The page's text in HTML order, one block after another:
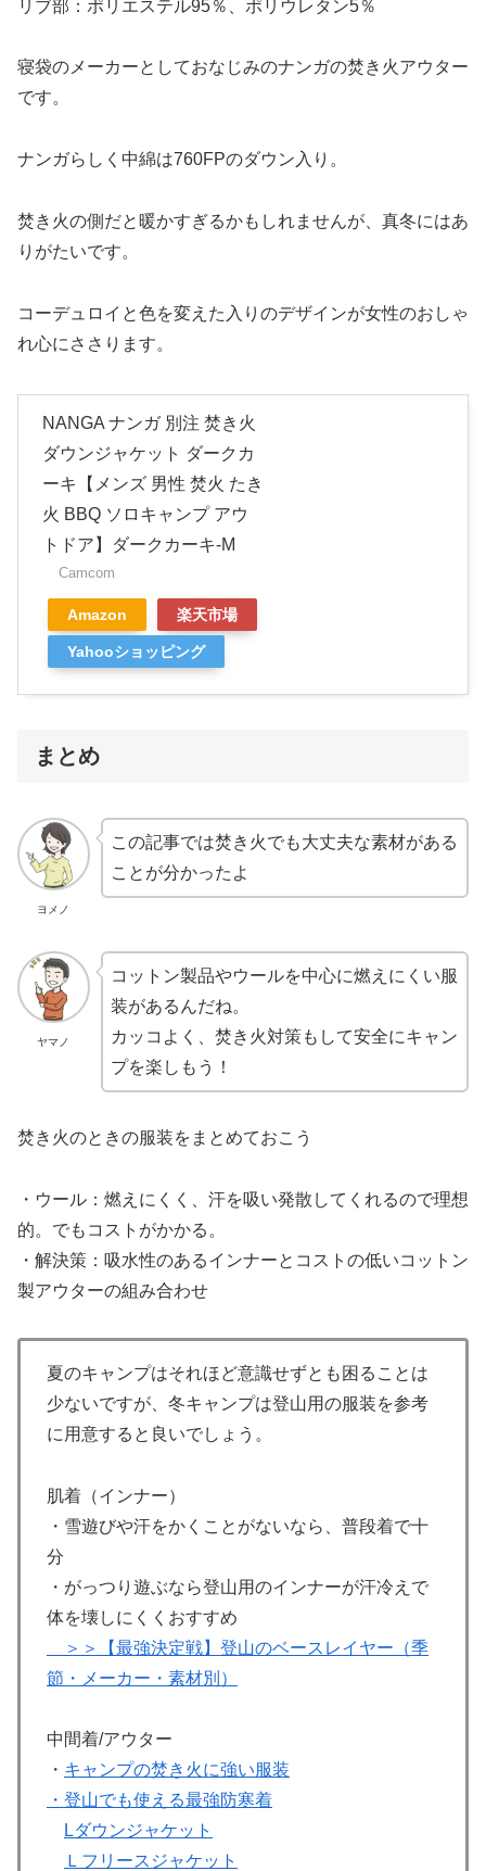
リブ部：ポリエステル95％、ポリウレタン5％
寝袋のメーカーとしておなじみのナンガの焚き火アウター
です。
ナンガらしく中綿は760FPのダウン入り。
焚き火の側だと暖かすぎるかもしれませんが、真冬にはあ
りがたいです。
コーデュロイと色を変えた入りのデザインが女性のおしゃ
れ心にささります。
NANGA ナンガ 別注 焚き火
ダウンジャケット ダークカ
ーキ【メンズ 男性 焚火 たき
火 BBQ ソロキャンプ アウ
トドア】ダークカーキ-M
Camcom
Amazon 楽天市場
Yahooショッピング
まとめ
ヨメノ
この記事では焚き火でも大丈夫な素材がある
ことが分かったよ
ヤマノ
コットン製品やウールを中心に燃えにくい服
装があるんだね。
カッコよく、焚き火対策もして安全にキャン
プを楽しもう！
焚き火のときの服装をまとめておこう
・ウール：燃えにくく、汗を吸い発散してくれるので理想
的。でもコストがかかる。
・解決策：吸水性のあるインナーとコストの低いコットン
製アウターの組み合わせ
夏のキャンプはそれほど意識せずとも困ることは
少ないですが、冬キャンプは登山用の服装を参考
に用意すると良いでしょう。
肌着（インナー）
・雪遊びや汗をかくことがないなら、普段着で十
分
・がっつり遊ぶなら登山用のインナーが汗冷えで
体を壊しにくくおすすめ
＞＞【最強決定戦】登山のベースレイヤー（季
節・メーカー・素材別）
中間着/アウター
・ キャンプの焚き火に強い服装
・登山でも使える最強防寒着
Lダウンジャケット
Ｌフリースジャケット